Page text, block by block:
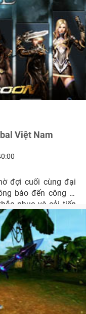
Việt Nam
đợi cuối cùng đại
báo đến công ty
phục và cải tiến
kỹ thuật của Cabal